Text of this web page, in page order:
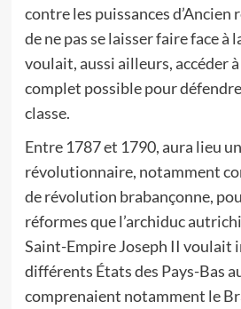
contre les puissances d’Ancien
de ne pas se laisser faire face à
voulait, aussi ailleurs, accéder
complet possible pour
classe.
Entre 1787 et 1790, aura lieu
révolutionnaire, notamment
de révolution brabançonne,
réformes que l’archiduc
Saint-Empire Joseph II voulait
différents États des Pays-Bas
comprenaient notamment le